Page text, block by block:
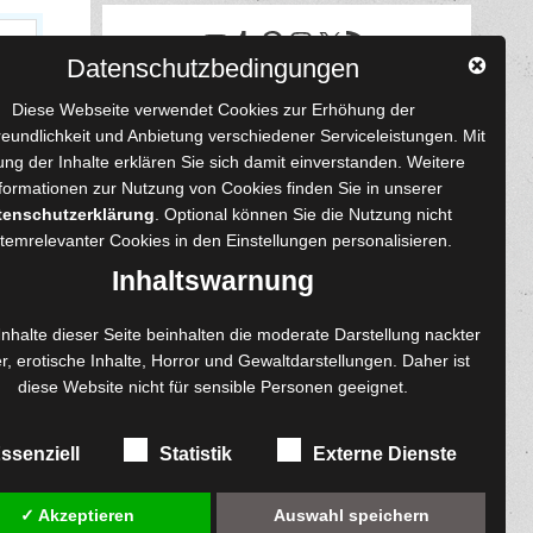
YouTube
Tumblr
Pinterest
Instagram
X RSS-Feed
Autoren Content-Design
Fotorestauration
Creative Artwork
Fotobearbeitung
MPS Fotografie
Datenschutzbedingungen
Diese Webseite verwendet Cookies zur Erhöhung der
und Anbietung verschiedener Serviceleistungen. Mit
der Inhalte erklären Sie sich damit einverstanden. Weitere
zur Nutzung von Cookies finden Sie in unserer
. Optional können Sie die Nutzung nicht
Cookies in den Einstellungen personalisieren.
Inhaltswarnung
dieser Seite beinhalten die moderate Darstellung nackter
erotische Inhalte, Horror und Gewaltdarstellungen. Daher ist
diese Website nicht für sensible Personen geeignet.
Statistik Externe Dienste
✓ Akzeptieren Auswahl speichern